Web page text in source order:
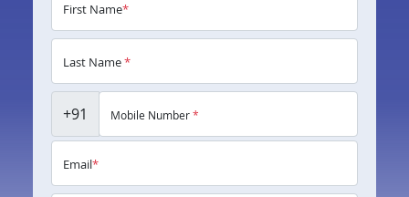
First Name*
Last Name*
+91 Mobile Number*
Email*